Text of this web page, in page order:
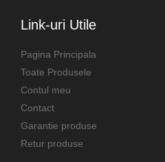
Link-uri Utile
Pagina Principala
Toate Produsele
Contul meu
Contact
Garantie produse
Retur produse